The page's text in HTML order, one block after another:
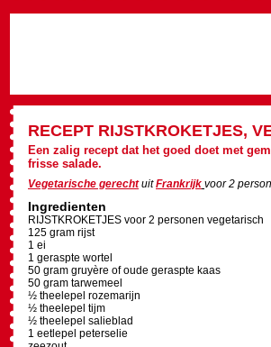
RECEPT RIJSTKROKETJES,
Een zalig recept dat het goed doet met
frisse salade.
Vegetarische gerechtuitFrankrijk voor2
Ingredienten
RIJSTKROKETJES voor 2 personen vegetarisch
125 gram rijst
1 ei
1 geraspte wortel
50 gram gruyère of oude geraspte kaas
50 gram tarwemeel
½ theelepel rozemarijn
½ theelepel tijm
½ theelepel salieblad
1 eetlepel peterselie